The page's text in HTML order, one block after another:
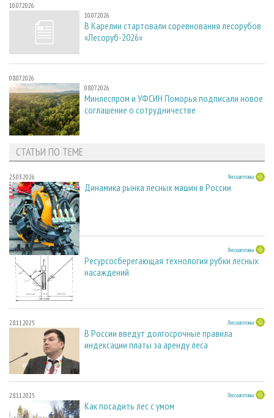
10.07.2026
10.07.2026
В Карелии стартовали соревнования лесорубов
«Лесоруб-2026»
08.07.2026
08.07.2026
Минлеспром и УФСИН Поморья подписали новое
соглашение о сотрудничестве
СТАТЬИ ПО ТЕМЕ
23.03.2026 Лесозаготовка
Динамика рынка лесных машин в России
23.03.2026 Лесозаготовка
Ресурсосберегающая технология рубки лесных
насаждений
28.11.2025 Лесозаготовка
В России введут долгосрочные правила
индексации платы за аренду леса
28.11.2025 Лесозаготовка
Как посадить лес с умом